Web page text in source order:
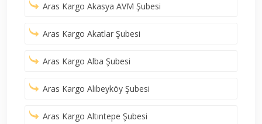
Aras Kargo Akasya AVM Şubesi
Aras Kargo Akatlar Şubesi
Aras Kargo Alba Şubesi
Aras Kargo Alibeyköy Şubesi
Aras Kargo Altıntepe Şubesi